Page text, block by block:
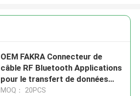
OEM FAKRA Connecteur de
câble RF Bluetooth Applications
pour le transfert de données
transparents
MOQ： 20PCS